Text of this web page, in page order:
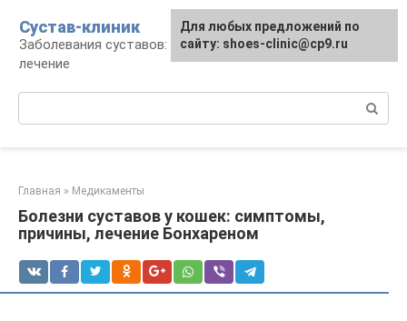
контенту
Сустав-клиник
Заболевания суставов: профилактика и
лечение
Главная » Медикаменты
Болезни суставов у кошек: симптомы,
причины, лечение Бонхареном
Для любых предложений по
сайту: shoes-clinic@cp9.ru